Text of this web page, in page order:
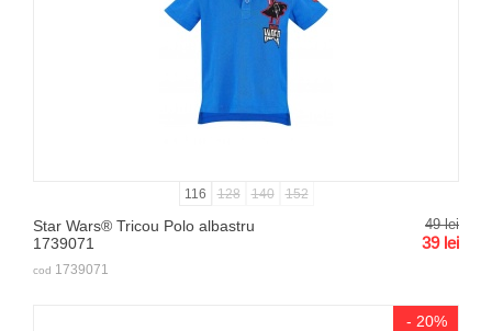
116 128 140 152
Star Wars® Tricou Polo albastru
1739071
49 lei
39 lei
cod 1739071
- 20%